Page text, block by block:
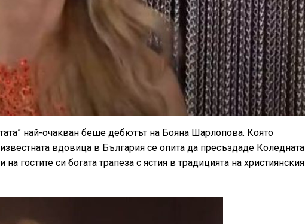
най-очакван беше дебютът на Бояна Шарлопова. Която
вдовица в България се опита да пресъздаде Коледната
гостите си богата трапеза с ястия в традицията на християнския